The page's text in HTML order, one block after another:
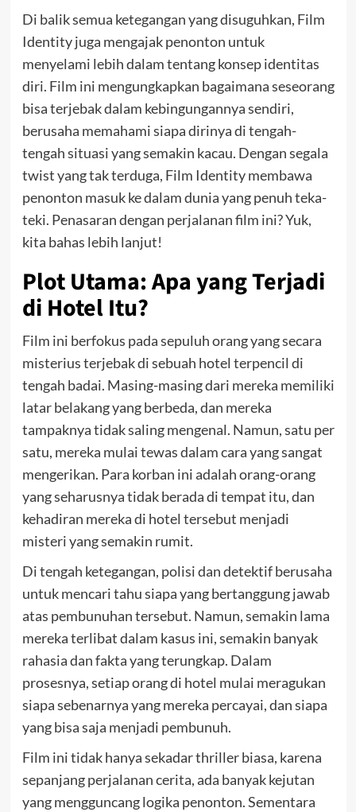
Di balik semua ketegangan yang disuguhkan, Film
Identity juga mengajak penonton untuk
menyelami lebih dalam tentang konsep identitas
diri. Film ini mengungkapkan bagaimana seseorang
bisa terjebak dalam kebingungannya sendiri,
berusaha memahami siapa dirinya di tengah-
tengah situasi yang semakin kacau. Dengan segala
twist yang tak terduga, Film Identity membawa
penonton masuk ke dalam dunia yang penuh teka-
teki. Penasaran dengan perjalanan film ini? Yuk,
kita bahas lebih lanjut!
Plot Utama: Apa yang Terjadi
di Hotel Itu?
Film ini berfokus pada sepuluh orang yang secara
misterius terjebak di sebuah hotel terpencil di
tengah badai. Masing-masing dari mereka memiliki
latar belakang yang berbeda, dan mereka
tampaknya tidak saling mengenal. Namun, satu per
satu, mereka mulai tewas dalam cara yang sangat
mengerikan. Para korban ini adalah orang-orang
yang seharusnya tidak berada di tempat itu, dan
kehadiran mereka di hotel tersebut menjadi
misteri yang semakin rumit.
Di tengah ketegangan, polisi dan detektif berusaha
untuk mencari tahu siapa yang bertanggung jawab
atas pembunuhan tersebut. Namun, semakin lama
mereka terlibat dalam kasus ini, semakin banyak
rahasia dan fakta yang terungkap. Dalam
prosesnya, setiap orang di hotel mulai meragukan
siapa sebenarnya yang mereka percayai, dan siapa
yang bisa saja menjadi pembunuh.
Film ini tidak hanya sekadar thriller biasa, karena
sepanjang perjalanan cerita, ada banyak kejutan
yang mengguncang logika penonton. Sementara